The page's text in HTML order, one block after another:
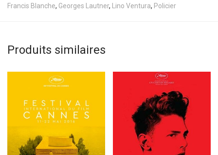
Francis Blanche, Georges Lautner, Lino Ventura, Policier
Produits similaires